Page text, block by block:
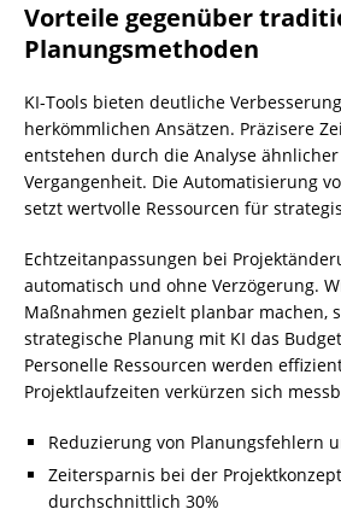
Vorteile gegenüber
Planungsmethoden
KI-Tools bieten deutliche
herkömmlichen Ansätzen. Präzisere
entstehen durch die Analyse
Vergangenheit. Die Automatisierung
setzt wertvolle Ressourcen für
Echtzeitanpassungen bei
automatisch und ohne Verzögerung.
Maßnahmen gezielt planbar machen,
strategische Planung mit KI das
Personelle Ressourcen werden
Projektlaufzeiten verkürzen sich
Reduzierung von Planungsfehlern
Zeitersparnis bei der
durchschnittlich 30%